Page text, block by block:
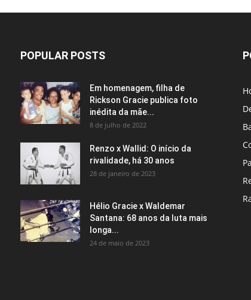
POPULAR POSTS
Em homenagem, filha de
Rickson Gracie publica foto
inédita da mãe...
8 de julho de 2022
Renzo x Wallid: O início da
rivalidade, há 30 anos
28 de janeiro de 2023
Hélio Gracie x Waldemar
Santana: 68 anos da luta mais
longa...
24 de maio de 2023